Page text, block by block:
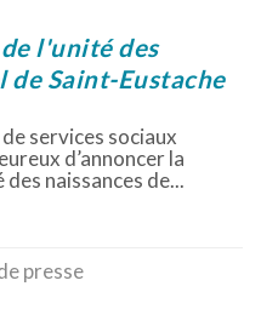
l'unité des
de Saint-Eustache
services sociaux
d’annoncer la
naissances de...
presse